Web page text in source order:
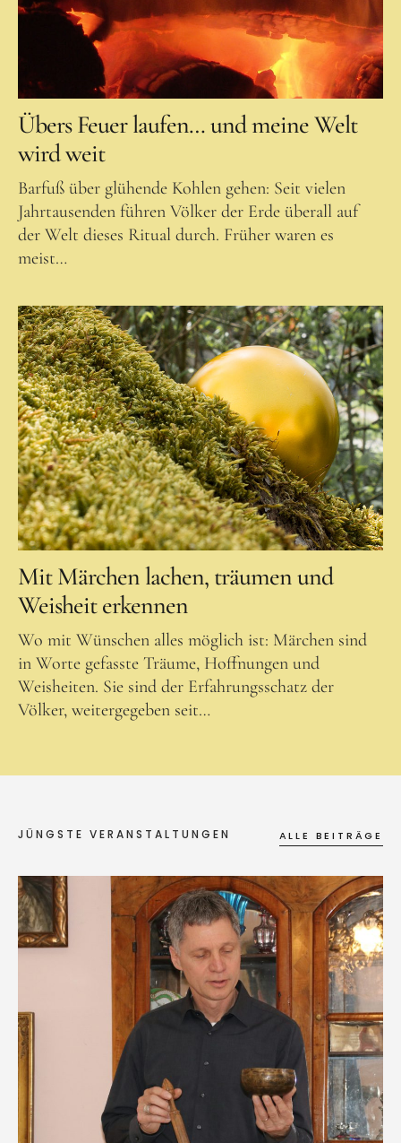
Termine
Über mich
Kontakt
Übers Feuer laufen… und meine Welt
wird weit
Barfuß über glühende Kohlen gehen: Seit vielen
Jahrtausenden führen Völker der Erde überall auf
der Welt dieses Ritual durch. Früher waren es
meist…
Mit Märchen lachen, träumen und
Weisheit erkennen
Wo mit Wünschen alles möglich ist: Märchen sind
in Worte gefasste Träume, Hoffnungen und
Weisheiten. Sie sind der Erfahrungsschatz der
Völker, weitergegeben seit…
JÜNGSTE VERANSTALTUNGEN ALLE BEITRÄGE